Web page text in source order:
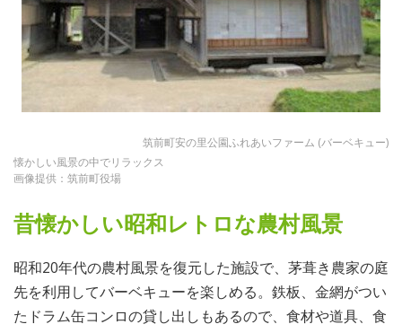
筑前町安の里公園ふれあいファーム (バーベキュー)
懐かしい風景の中でリラックス
画像提供：筑前町役場
昔懐かしい昭和レトロな農村風景
昭和20年代の農村風景を復元した施設で、茅葺き農家の庭
先を利用してバーベキューを楽しめる。鉄板、金網がつい
たドラム缶コンロの貸し出しもあるので、食材や道具、食